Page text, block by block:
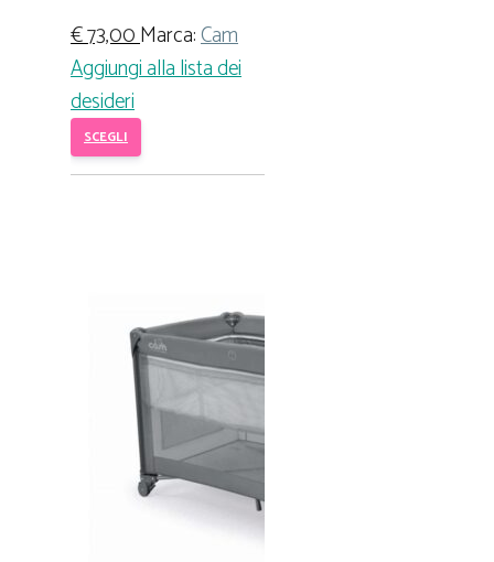
€73,00Marca:Cam
Aggiungi alla lista dei
desideri
SCEGLI